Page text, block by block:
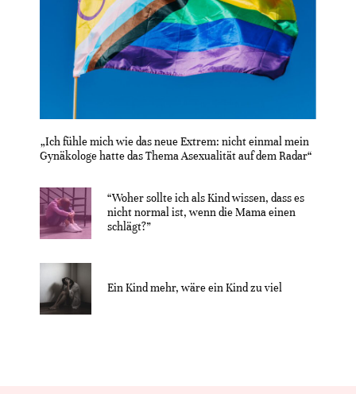
„Ich fühle mich wie das neue Extrem: nicht einmal mein
Gynäkologe hatte das Thema Asexualität auf dem Radar“
“Woher sollte ich als Kind wissen, dass es
nicht normal ist, wenn die Mama einen
schlägt?”
Ein Kind mehr, wäre ein Kind zu viel